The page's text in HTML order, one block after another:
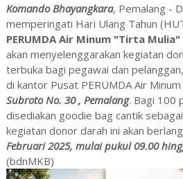
Komando Bhayangkara, Pemalang -
memperingati Hari Ulang Tahun
PERUMDA Air Minum "Tirta
akan menyelenggarakan kegiatan
terbuka bagi pegawai dan
di kantor Pusat PERUMDA Air
Subroto No. 30 , Pemalang. Bagi 100
disediakan goodie bag cantik
kegiatan donor darah ini akan
Februari 2025, mulai pukul 09.00
(bdnMKB)